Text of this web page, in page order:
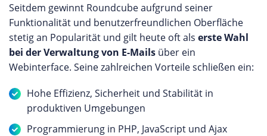
Seitdem gewinnt Roundcube aufgrund seiner
Funktionalität und benutzerfreundlichen Oberfläche
stetig an Popularität und gilt heute oft als erste Wahl
bei der Verwaltung von E-Mails über ein
Webinterface. Seine zahlreichen Vorteile schließen ein:
Hohe Effizienz, Sicherheit und Stabilität in
produktiven Umgebungen
Programmierung in PHP, JavaScript und Ajax